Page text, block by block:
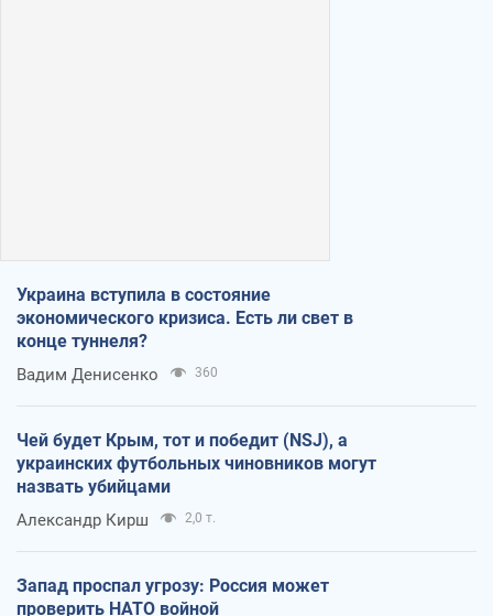
Украина вступила в состояние
экономического кризиса. Есть ли свет в
конце туннеля?
Вадим Денисенко 360
Чей будет Крым, тот и победит (NSJ), а
украинских футбольных чиновников могут
назвать убийцами
Александр Кирш 2,0 т.
Запад проспал угрозу: Россия может
проверить НАТО войной